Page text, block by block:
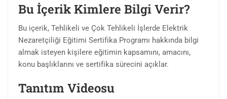
Bu İçerik Kimlere Bilgi Verir?
Bu içerik, Tehlikeli ve Çok Tehlikeli İşlerde Elektrik
Nezaretçiliği Eğitimi Sertifika Programı hakkında bilgi
almak isteyen kişilere eğitimin kapsamını, amacını,
konu başlıklarını ve sertifika sürecini açıklar.
Tanıtım Videosu